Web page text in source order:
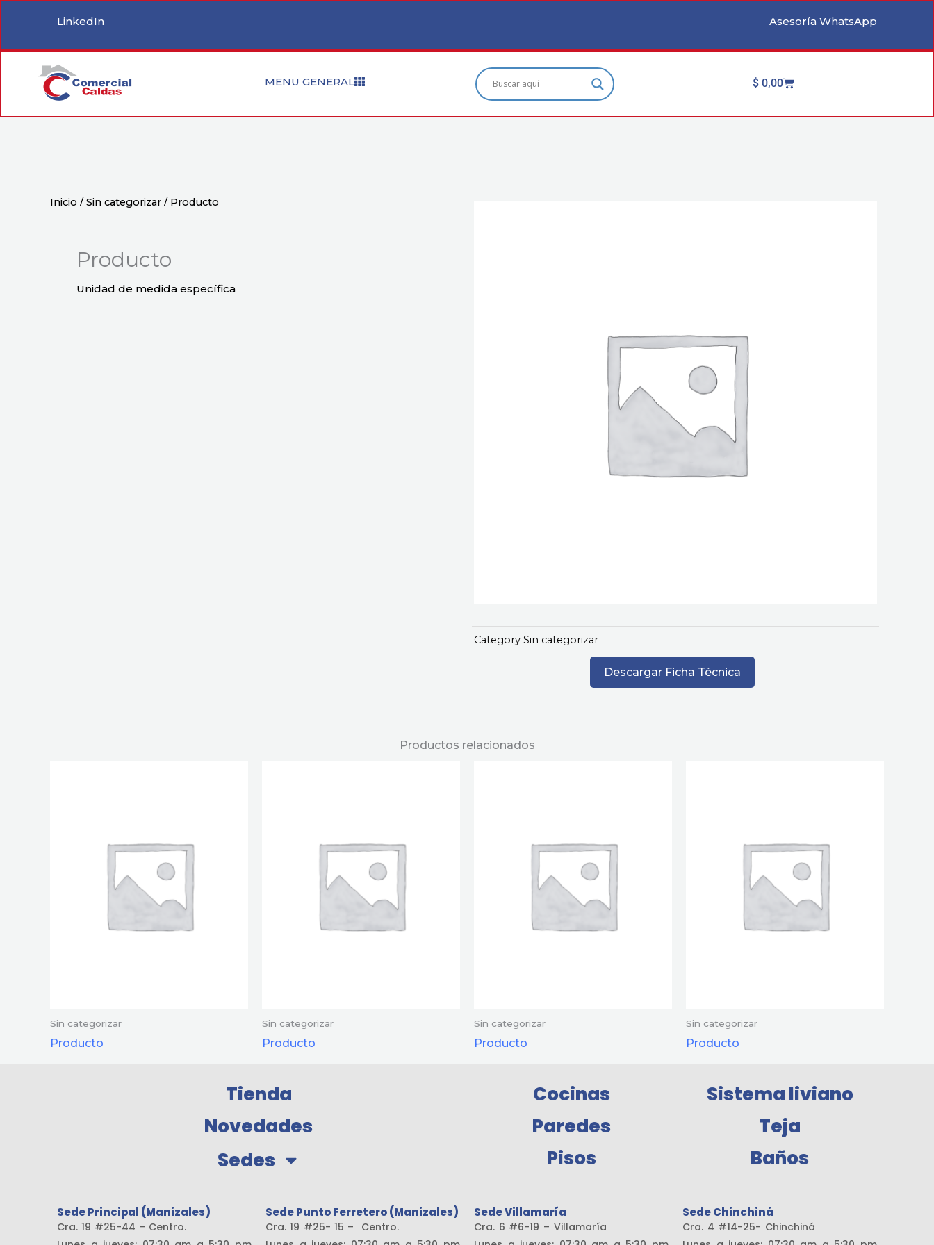
LinkedIn Asesoría WhatsApp
MENU GENERAL $0,00Cart
Inicio /Sin categorizar / Producto
Producto
Unidad de medida específica
Category Sin categorizar
Descargar Ficha Técnica
Productos relacionados
Sin categorizar
Producto
Sin categorizar
Producto
Sin categorizar
Producto
Sin categorizar
Producto
Tienda
Novedades
Sedes
Cocinas
Paredes
Pisos
Sistema liviano
Teja
Baños
Sede Principal (Manizales)
Cra. 19 #25-44 – Centro.
Sede Punto Ferretero (Manizales)
Cra. 19 #25- 15 – Centro.
Sede Villamaría
Cra. 6 #6-19 – Villamaría
Sede Chinchiná
Cra. 4 #14-25- Chinchiná